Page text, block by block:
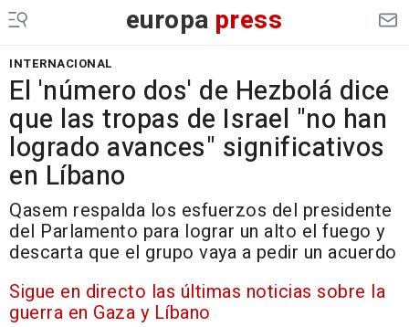
europa press
INTERNACIONAL
El 'número dos' de Hezbolá dice
que las tropas de Israel "no han
logrado avances" significativos
en Líbano
Qasem respalda los esfuerzos del presidente
del Parlamento para lograr un alto el fuego y
descarta que el grupo vaya a pedir un acuerdo
Sigue en directo las últimas noticias sobre la
guerra en Gaza y Líbano